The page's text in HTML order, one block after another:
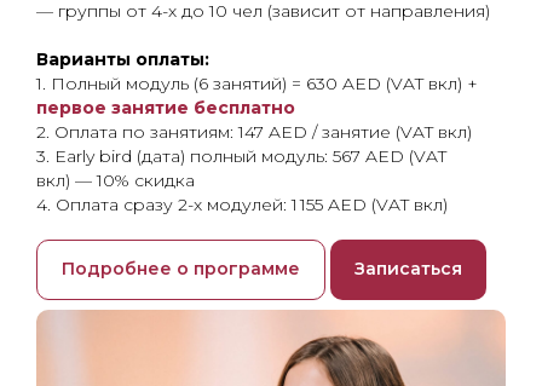
— группы от 4-х до 10 чел (зависит от направления)
Варианты оплаты:
1. Полный модуль (6 занятий) = 630 AED (VAT вкл) +
первое занятие бесплатно
2. Оплата по занятиям: 147 AED / занятие (VAT вкл)
3. Early bird (дата) полный модуль: 567 AED (VAT
вкл) — 10% скидка
4. Оплата сразу 2-х модулей: 1 155 AED (VAT вкл)
Подробнее о программе Записаться